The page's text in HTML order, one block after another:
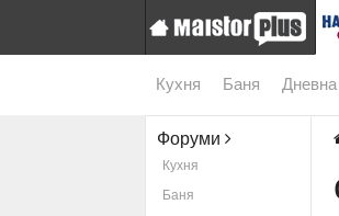
Кухня Баня Дневна
Форуми
Кухня
Баня